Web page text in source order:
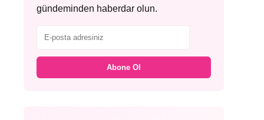
gündeminden haberdar olun.
Abone Ol